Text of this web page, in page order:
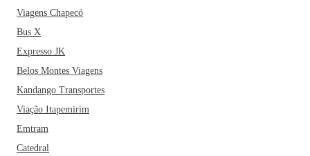
Viagens Chapecó
Bus X
Expresso JK
Belos Montes Viagens
Kandango Transportes
Viação Itapemirim
Emtram
Catedral